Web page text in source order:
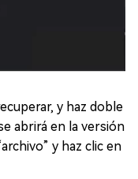
y haz doble
abrirá en la versión
y haz clic en